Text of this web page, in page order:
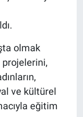
olmak
ve kültürel
eğitim